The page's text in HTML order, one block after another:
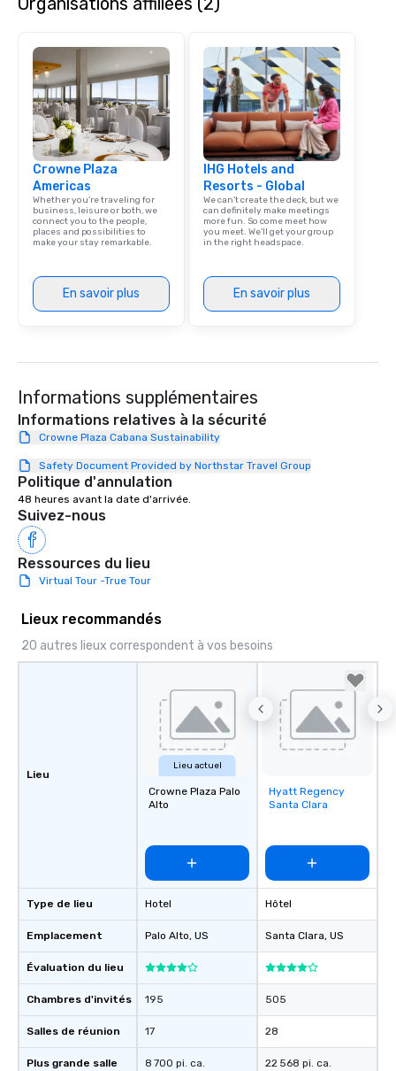
Favorites" can also be brought to your
office, hotel or meeting space.
Crowne Plaza
Americas
Whether you’re traveling for
business, leisure or both, we
connect you to the people,
places and possibilities to
make your stay remarkable.
En savoir plus
IHG Hotels and
Resorts - Global
We can't create the deck, but we
can definitely make meetings
more fun. So come meet how
you meet. We'll get your group
in the right headspace.
En savoir plus
Informations supplémentaires
Informations relatives à la sécurité
Crowne Plaza Cabana Sustainability
Safety Document Provided by Northstar Travel Group
Politique d'annulation
48 heures avant la date d'arrivée.
Suivez-nous
Ressources du lieu
Virtual Tour -True Tour
Lieux recommandés
20 autres lieux correspondent à vos besoins
Lieu
Type de lieu
Emplacement
Évaluation du lieu
Chambres d'invités
Salles de réunion
Plus grande salle
Lieu actuel
Crowne Plaza Palo
Alto
Hotel
Palo Alto, US
195
17
8 700 pi. ca.
Removed from
favorites
Hyatt Regency
Santa Clara
Hôtel
Santa Clara, US
505
28
22 568 pi. ca.